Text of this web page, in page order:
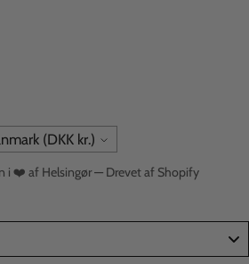
Danmark (DKK kr.)
i ❤️ af Helsingør— Drevet af Shopify